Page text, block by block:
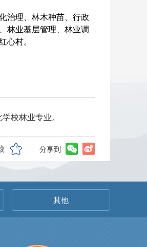
治理、林木种苗、行政
林业基层管理、林业调
村。
校林业专业。
分享到
其他